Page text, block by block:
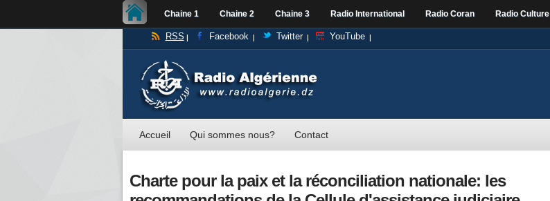
Chaine 1 Chaine 2 Chaine 3 Radio International Radio Coran Radio Culture
RSS Facebook Twitter YouTube
Accueil Qui sommes nous? Contact
Charte pour la paix et la réconciliation nationale: les